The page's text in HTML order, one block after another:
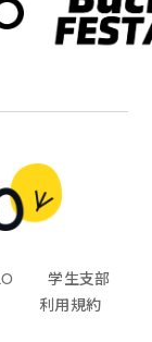
学生支部
利用規約